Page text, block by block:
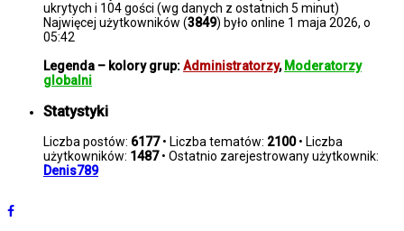
ukrytych i 104 gości (wg danych z ostatnich 5 minut)
Najwięcej użytkowników (3849) było online 1 maja 2026, o
05:42
Legenda – kolory grup:Administratorzy, Moderatorzy
globalni
Statystyki
Liczba postów: 6177• Liczba tematów: 2100• Liczba
użytkowników: 1487• Ostatnio zarejestrowany użytkownik:
Denis789